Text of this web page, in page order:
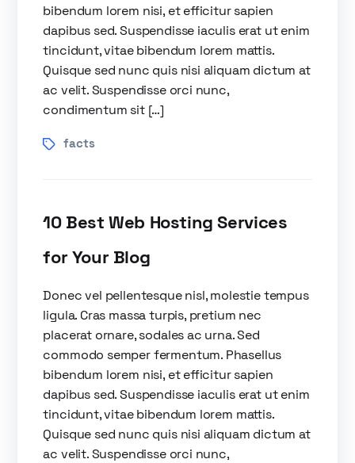
bibendum lorem nisi, et efficitur sapien
dapibus sed. Suspendisse iaculis erat ut enim
tincidunt, vitae bibendum lorem mattis.
Quisque sed nunc quis nisi aliquam dictum at
ac velit. Suspendisse orci nunc,
condimentum sit […]
facts
10 Best Web Hosting Services
for Your Blog
Donec vel pellentesque nisl, molestie tempus
ligula. Cras massa turpis, pretium nec
placerat ornare, sodales ac urna. Sed
commodo semper fermentum. Phasellus
bibendum lorem nisi, et efficitur sapien
dapibus sed. Suspendisse iaculis erat ut enim
tincidunt, vitae bibendum lorem mattis.
Quisque sed nunc quis nisi aliquam dictum at
ac velit. Suspendisse orci nunc,